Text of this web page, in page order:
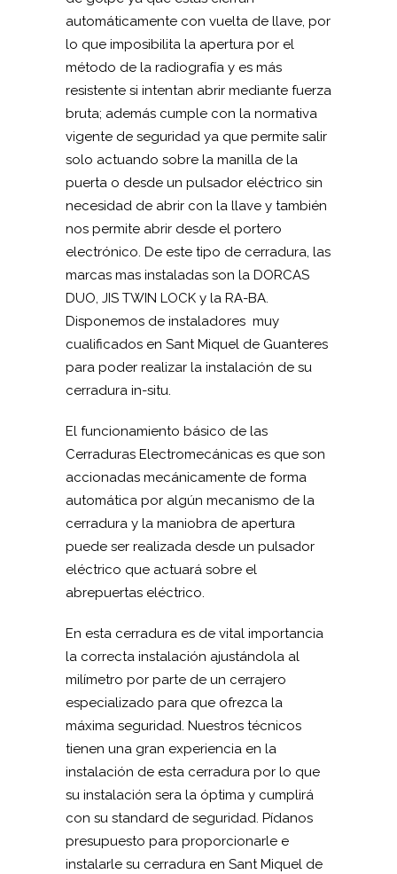
automáticamente con vuelta de llave, por
lo que imposibilita la apertura por el
método de la radiografía y es más
resistente si intentan abrir mediante fuerza
bruta; además cumple con la normativa
vigente de seguridad ya que permite salir
solo actuando sobre la manilla de la
puerta o desde un pulsador eléctrico sin
necesidad de abrir con la llave y también
nos permite abrir desde el portero
electrónico. De este tipo de cerradura, las
marcas mas instaladas son la DORCAS
DUO, JIS TWIN LOCK y la RA-BA.
Disponemos de instaladores muy
cualificados en Sant Miquel de Guanteres
para poder realizar la instalación de su
cerradura in-situ.
El funcionamiento básico de las
Cerraduras Electromecánicas es que son
accionadas mecánicamente de forma
automática por algún mecanismo de la
cerradura y la maniobra de apertura
puede ser realizada desde un pulsador
eléctrico que actuará sobre el
abrepuertas eléctrico.
En esta cerradura es de vital importancia
la correcta instalación ajustándola al
milímetro por parte de un cerrajero
especializado para que ofrezca la
máxima seguridad. Nuestros técnicos
tienen una gran experiencia en la
instalación de esta cerradura por lo que
su instalación sera la óptima y cumplirá
con su standard de seguridad. Pídanos
presupuesto para proporcionarle e
instalarle su cerradura en Sant Miquel de